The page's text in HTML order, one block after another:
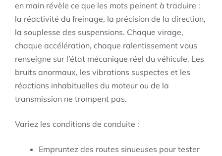
en main révèle ce que les mots peinent à traduire :
la réactivité du freinage, la précision de la direction,
la souplesse des suspensions. Chaque virage,
chaque accélération, chaque ralentissement vous
renseigne sur l’état mécanique réel du véhicule. Les
bruits anormaux, les vibrations suspectes et les
réactions inhabituelles du moteur ou de la
transmission ne trompent pas.
Variez les conditions de conduite :
Empruntez des routes sinueuses pour tester